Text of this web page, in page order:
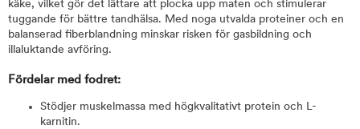
käke, vilket gör det lättare att plocka upp maten och stimulerar
tuggande för bättre tandhälsa. Med noga utvalda proteiner och en
balanserad fiberblandning minskar risken för gasbildning och
illaluktande avföring.
Fördelar med fodret:
Stödjer muskelmassa med högkvalitativt protein och L-
karnitin.